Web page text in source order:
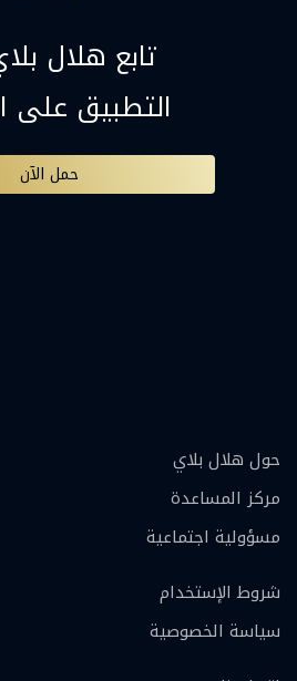
تابع هلال
التطبيق على
حمل الآن
حول هلال بلاي
مركز المساعدة
مسؤولية اجتماعية
شروط الإستخدام
سياسة الخصوصية